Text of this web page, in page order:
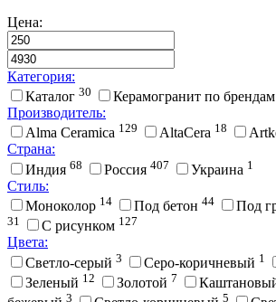
Цена:
Категория:
Каталог 30 Керамогранит по брендам
Производитель:
Alma Ceramica 129 AltaCera 18
Страна:
Индия 68 Россия 407 Украина 1
Стиль:
Моноколор 14 Под бетон 44 Под
31 С рисунком 127
Цвета:
Cветло-серый 3 Cеро-коричневый 1
Зеленый 12 Золотой 7
3 5